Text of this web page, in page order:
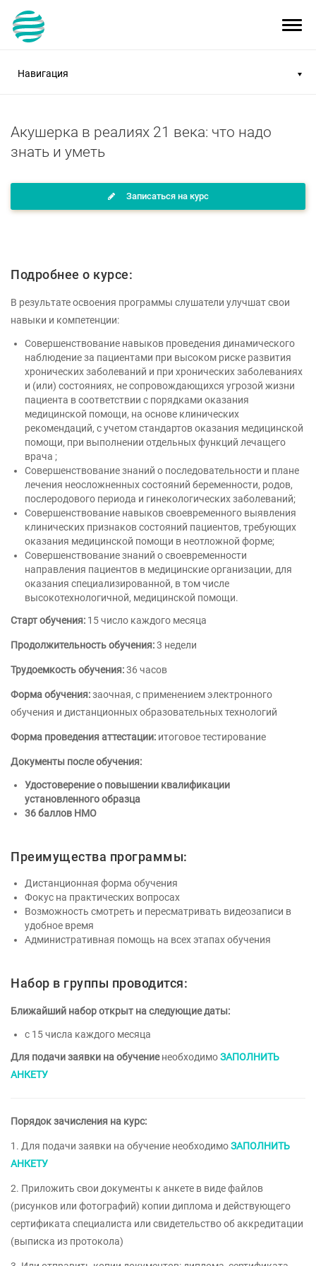
Навигация
Акушерка в реалиях 21 века: что надо
знать и уметь
Записаться на курс
Подробнее о курсе:
В результате освоения программы слушатели улучшат свои
навыки и компетенции:
Совершенствование навыков проведения динамического
наблюдение за пациентами при высоком риске развития
хронических заболеваний и при хронических заболеваниях
и (или) состояниях, не сопровождающихся угрозой жизни
пациента в соответствии с порядками оказания
медицинской помощи, на основе клинических
рекомендаций, с учетом стандартов оказания медицинской
помощи, при выполнении отдельных функций лечащего
врача ;
Совершенствование знаний о последовательности и плане
лечения неосложненных состояний беременности, родов,
послеродового периода и гинекологических заболеваний;
Совершенствование навыков своевременного выявления
клинических признаков состояний пациентов, требующих
оказания медицинской помощи в неотложной форме;
Совершенствование знаний о своевременности
направления пациентов в медицинские организации, для
оказания специализированной, в том числе
высокотехнологичной, медицинской помощи.
Старт обучения: 15 число каждого месяца
Продолжительность обучения:3 недели
Трудоемкость обучения:36 часов
Форма обучения:заочная, с применением электронного
обучения и дистанционных образовательных технологий
Форма проведения аттестации: итоговое тестирование
Документы после обучения:
Удостоверение о повышении квалификации
установленного образца
36 баллов НМО
Преимущества программы:
Дистанционная форма обучения
Фокус на практических вопросах
Возможность смотреть и пересматривать видеозаписи в
удобное время
Административная помощь на всех этапах обучения
Набор в группы проводится:
Ближайший набор открыт на следующие даты:
с 15 числа каждого месяца
Для подачи заявки на обучениенеобходимоЗАПОЛНИТЬ
АНКЕТУ
Порядок зачисления на курс:
1. Для подачи заявки на обучение необходимоЗАПОЛНИТЬ
АНКЕТУ
2. Приложить свои документы к анкете в виде файлов
(рисунков или фотографий) копии диплома и действующего
сертификата специалиста или свидетельство об аккредитации
(выписка из протокола)